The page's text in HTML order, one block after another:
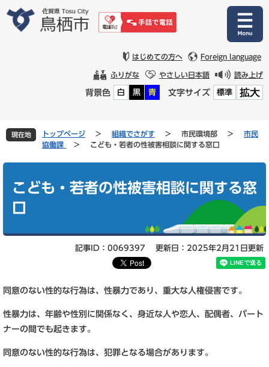
文
はじめての方へ Foreign language
ふりがな やさしい日本語 読み上げ
背景色 白 黒 青 文字サイズ 標準 拡大
現在地 トップページ > 組織でさがす > 市民環境部 >
市民
協働課
> こども・若者の性被害相談に関する窓口
こども・若者の性被害相談に関する窓
口
記事ID：0069397 更新日：2025年2月21日更新
同意のない性的な行為は、性暴力であり、重大な人権侵害です。
性暴力は、年齢や性別に関係なく、身近な人や恋人、配偶者、パート
ナーの間でも起きます。
同意のない性的な行為は、犯罪となる場合があります。